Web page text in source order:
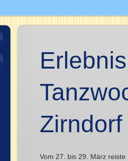
Zirndorf
Vom 27. bis 29. März reiste